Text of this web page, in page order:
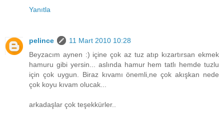
Yanıtla
pelince
11 Mart 2010 10:28
Beyzacım aynen :) içine çok az tuz atıp kızartırsan ekmek
hamuru gibi yersin... aslında hamur hem tatlı hemde tuzlu
için çok uygun. Biraz kıvamı önemli,ne çok akışkan nede
çok koyu kıvam olucak...
arkadaşlar çok teşekkürler..